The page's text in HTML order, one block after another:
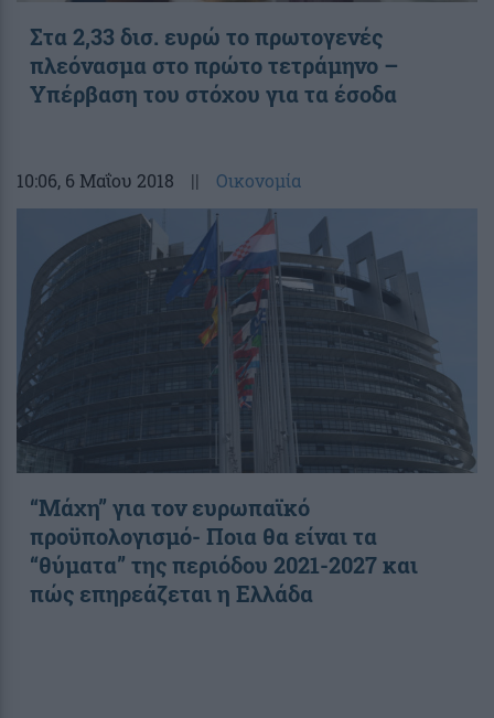
Στα 2,33 δισ. ευρώ το πρωτογενές
πλεόνασμα στο πρώτο τετράμηνο –
Υπέρβαση του στόχου για τα έσοδα
10:06, 6 Μαΐου 2018 || Οικονομία
“Μάχη” για τον ευρωπαϊκό
προϋπολογισμό- Ποια θα είναι τα
“θύματα” της περιόδου 2021-2027 και
πώς επηρεάζεται η Ελλάδα